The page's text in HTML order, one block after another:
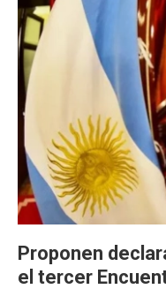
Proponen
el tercer